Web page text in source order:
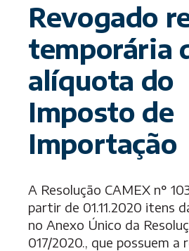
Revogado
temporária
alíquota do
Imposto de
Importação
A Resolução CAMEX n°
partir de 01.11.2020 itens
no Anexo Único da
017/2020., que possuem a